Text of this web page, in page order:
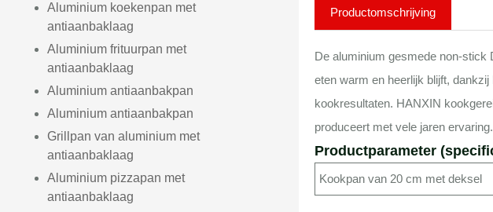
Aluminium koekenpan met
antiaanbaklaag
Aluminium frituurpan met
antiaanbaklaag
Aluminium antiaanbakpan
Aluminium antiaanbakpan
Grillpan van aluminium met
antiaanbaklaag
Aluminium pizzapan met
antiaanbaklaag
Productomschrijving
De aluminium gesmede non-stick
eten warm en heerlijk blijft,
kookresultaten. HANXIN
produceert met vele jaren
Productparameter
Kookpan van 20 cm met deksel